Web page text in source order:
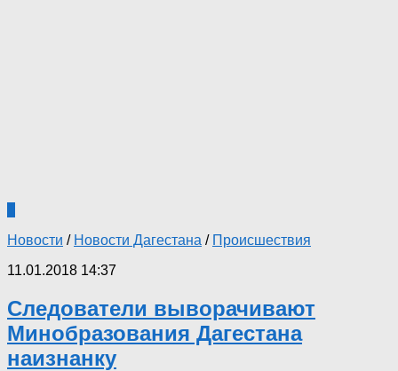
Новости / Новости Дагестана / Происшествия
11.01.2018 14:37
Следователи выворачивают
Минобразования Дагестана
наизнанку